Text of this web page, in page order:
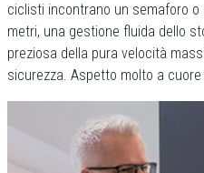
ciclisti incontrano un semaforo o
metri, una gestione fluida dello
preziosa della pura velocità
sicurezza. Aspetto molto a cuore